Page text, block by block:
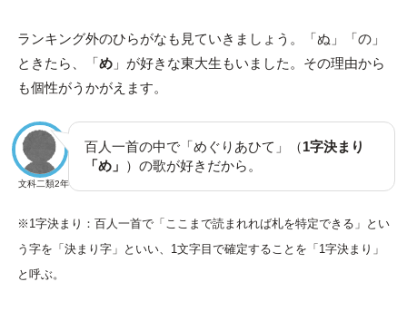
ランキング外のひらがなも見ていきましょう。「ぬ」「の」
ときたら、「め」が好きな東大生もいました。その理由から
も個性がうかがえます。
文科二類2年
百人一首の中で「めぐりあひて」（1字決まり
「め」 ）の歌が好きだから。
※1字決まり：百人一首で「ここまで読まれれば札を特定できる」とい
う字を「決まり字」といい、1文字目で確定することを「1字決まり」
と呼ぶ。